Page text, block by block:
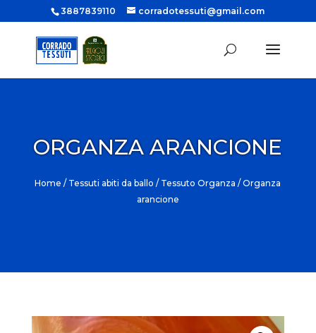
3887839110 corradotessuti@gmail.com
ORGANZA ARANCIONE
Home / Tessuti abiti da ballo / Tessuto Organza / Organza
arancione